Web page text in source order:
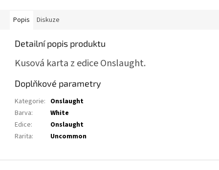
Popis Diskuze
Detailní popis produktu
Kusová karta z edice Onslaught.
Doplňkové parametry
Kategorie: Onslaught
Barva:
White
Edice:
Onslaught
Rarita: Uncommon